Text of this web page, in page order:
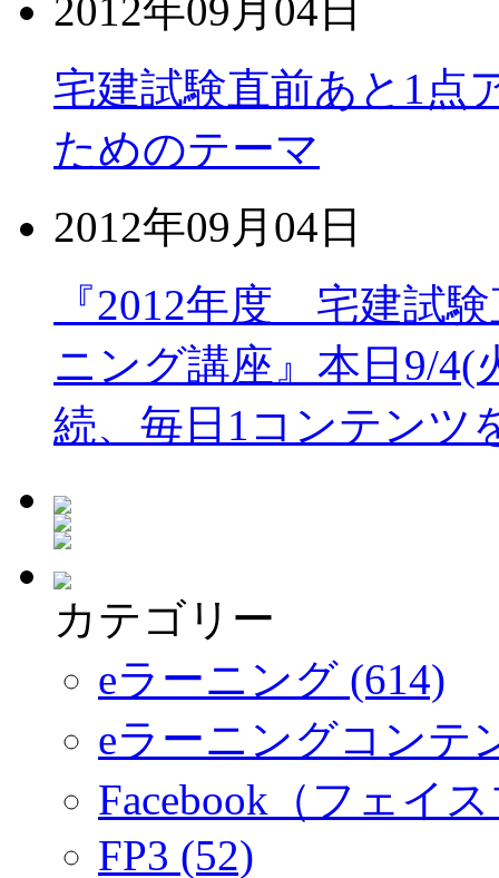
2012年09月04日
宅建試験直前あと1
ためのテーマ
2012年09月04日
『2012年度 宅建試
ニング講座』本日9/4(
続、毎日1コンテンツ
カテゴリー
eラーニング (614)
eラーニングコンテ
Facebook（フェイ
FP3 (52)